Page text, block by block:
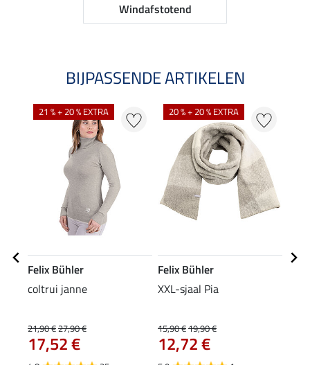
Windafstotend
BIJPASSENDE ARTIKELEN
21 % + 20 % EXTRA
Felix Bühler
coltrui janne
21,90 €27,90 €
17,52 €
20 % + 20 % EXTRA
Felix Bühler
XXL-sjaal Pia
15,90 €19,90 €
12,72 €